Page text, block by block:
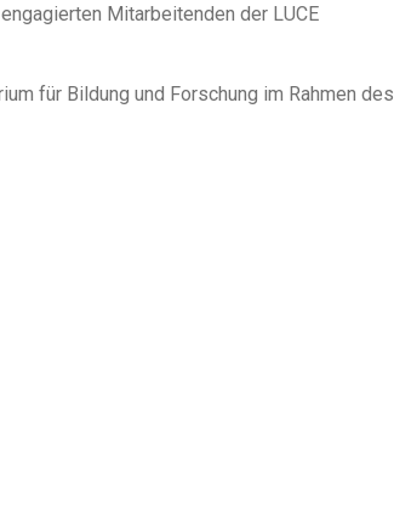
Mitarbeitenden der LUCE
für Bildung und Forschung im Rahmen des